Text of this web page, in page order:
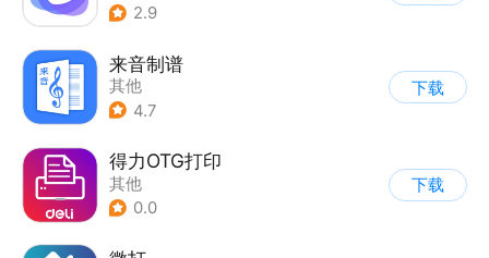
2.9
来音制谱
其他
4.7
下载
得力OTG打印
其他
0.0
下载